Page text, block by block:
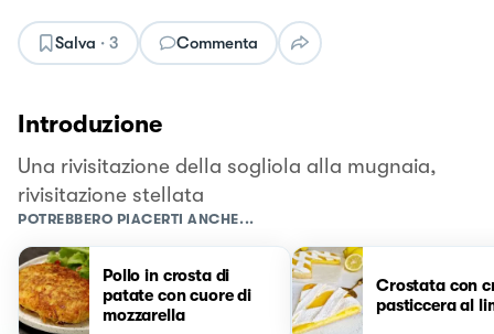
Salva · 3 Commenta
Introduzione
Una rivisitazione della sogliola alla mugnaia,
rivisitazione stellata
POTREBBERO PIACERTI ANCHE...
Pollo in crosta di
patate con cuore di
mozzarella
Crostata con
pasticcera al